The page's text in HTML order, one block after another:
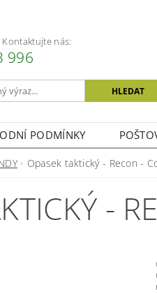
Kontaktujte nás:
996
PODMÍNKY
Opasek taktický - Recon -
-